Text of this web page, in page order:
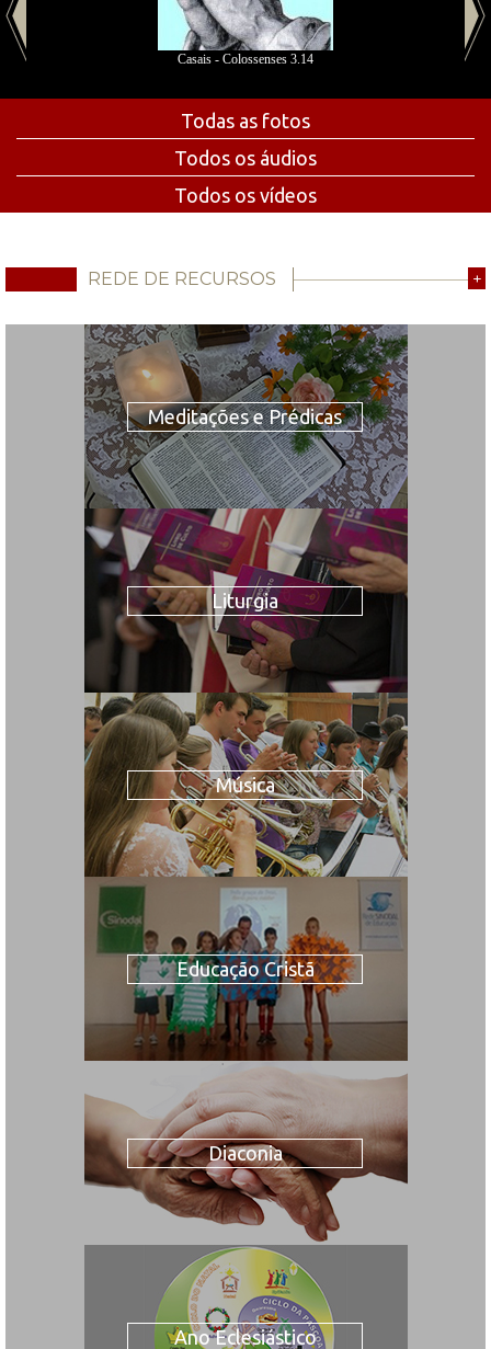
Casais - Colossenses 3.14
Todas as fotos
Todos os áudios
Todos os vídeos
REDE DE RECURSOS +
Meditações e Prédicas
Liturgia
Música
Educação Cristã
Diaconia
Ano Eclesiástico